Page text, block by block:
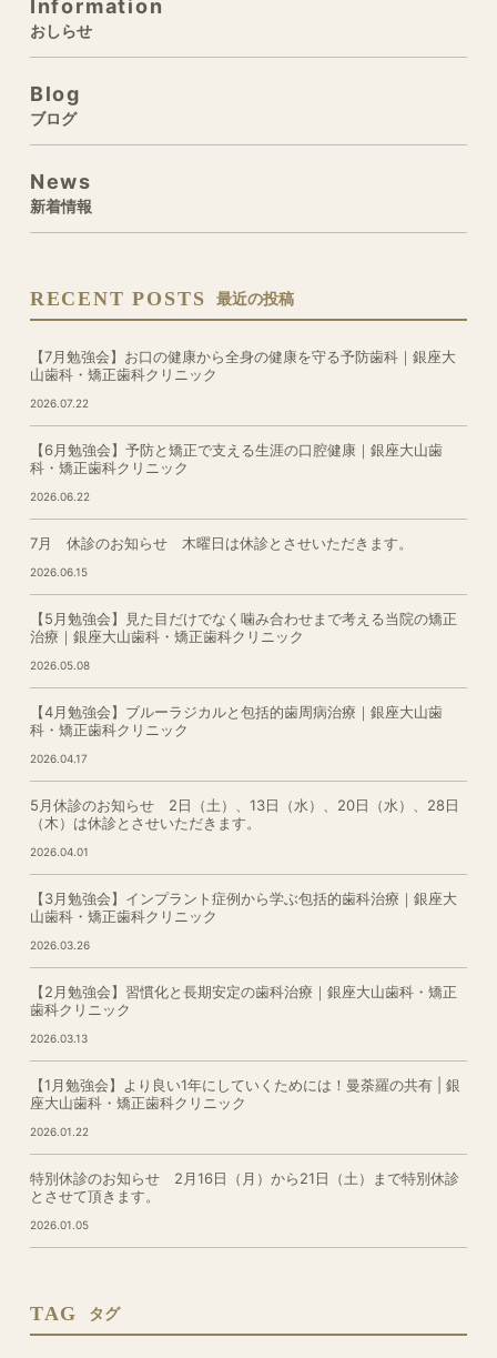
Information
おしらせ
Blog
ブログ
News
新着情報
RECENT POSTS 最近の投稿
【7月勉強会】お口の健康から全身の健康を守る予防歯科｜銀座大
山歯科・矯正歯科クリニック
2026.07.22
【6月勉強会】予防と矯正で支える生涯の口腔健康｜銀座大山歯
科・矯正歯科クリニック
2026.06.22
7月 休診のお知らせ 木曜日は休診とさせいただきます。
2026.06.15
【5月勉強会】見た目だけでなく噛み合わせまで考える当院の矯正
治療｜銀座大山歯科・矯正歯科クリニック
2026.05.08
【4月勉強会】ブルーラジカルと包括的歯周病治療｜銀座大山歯
科・矯正歯科クリニック
2026.04.17
5月休診のお知らせ 2日（土）、13日（水）、20日（水）、28日
（木）は休診とさせいただきます。
2026.04.01
【3月勉強会】インプラント症例から学ぶ包括的歯科治療｜銀座大
山歯科・矯正歯科クリニック
2026.03.26
【2月勉強会】習慣化と長期安定の歯科治療｜銀座大山歯科・矯正
歯科クリニック
2026.03.13
【1月勉強会】より良い1年にしていくためには！曼荼羅の共有 | 銀
座大山歯科・矯正歯科クリニック
2026.01.22
特別休診のお知らせ 2月16日（月）から21日（土）まで特別休診
とさせて頂きます。
2026.01.05
TAG タグ